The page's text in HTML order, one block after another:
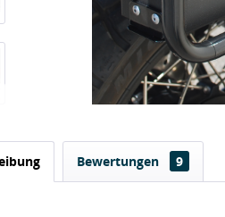
Bewertungen 9